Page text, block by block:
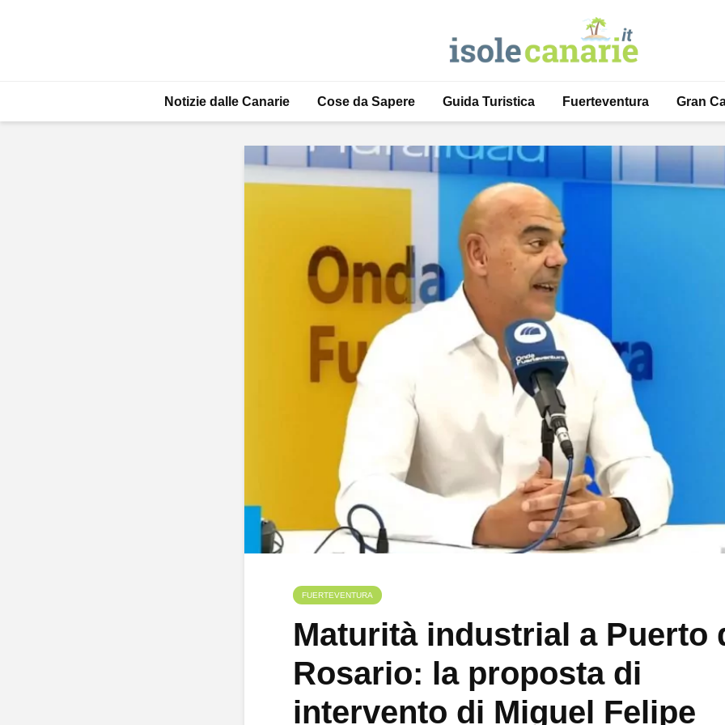
Notizie dalle Canarie Cose da Sapere Guida Turistica Fuerteventura Gran
FUERTEVENTURA
Maturità industrial a Puerto
Rosario: la proposta di
intervento di Miguel Felipe